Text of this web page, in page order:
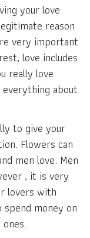
your love
reason
very important
love includes
really love
everything about
to give your
Flowers can
men love. Men
, it is very
lovers with
money on